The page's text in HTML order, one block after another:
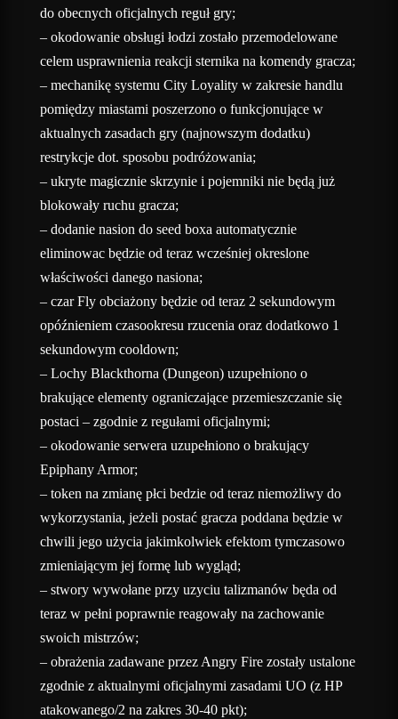
do obecnych oficjalnych reguł gry;
– okodowanie obsługi łodzi zostało przemodelowane
celem usprawnienia reakcji sternika na komendy gracza;
– mechanikę systemu City Loyality w zakresie handlu
pomiędzy miastami poszerzono o funkcjonujące w
aktualnych zasadach gry (najnowszym dodatku)
restrykcje dot. sposobu podróżowania;
– ukryte magicznie skrzynie i pojemniki nie będą już
blokowały ruchu gracza;
– dodanie nasion do seed boxa automatycznie
eliminowac będzie od teraz wcześniej okreslone
właściwości danego nasiona;
– czar Fly obciażony będzie od teraz 2 sekundowym
opóźnieniem czasookresu rzucenia oraz dodatkowo 1
sekundowym cooldown;
– Lochy Blackthorna (Dungeon) uzupełniono o
brakujące elementy ograniczające przemieszczanie się
postaci – zgodnie z regułami oficjalnymi;
– okodowanie serwera uzupełniono o brakujący
Epiphany Armor;
– token na zmianę płci bedzie od teraz niemożliwy do
wykorzystania, jeżeli postać gracza poddana będzie w
chwili jego użycia jakimkolwiek efektom tymczasowo
zmieniającym jej formę lub wygląd;
– stwory wywołane przy uzyciu talizmanów będa od
teraz w pełni poprawnie reagowały na zachowanie
swoich mistrzów;
– obrażenia zadawane przez Angry Fire zostały ustalone
zgodnie z aktualnymi oficjalnymi zasadami UO (z HP
atakowanego/2 na zakres 30-40 pkt);